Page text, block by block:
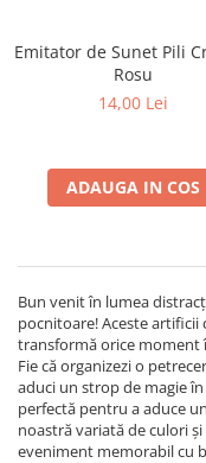
Emitator de Sunet Pili
Rosu
14,00 Lei
ADAUGA IN COS
Bun venit în lumea
pocnitoare! Aceste
transformă orice moment
Fie că organizezi o
aduci un strop de magie
perfectă pentru a aduce
noastră variată de culori
eveniment memorabil cu